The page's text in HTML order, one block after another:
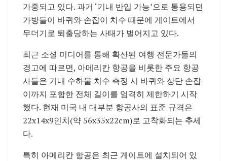
가중되고 있다. 과거 ‘기내 반입 가능’으로 통용되던
가방들이 바퀴와 손잡이 치수 때문에 게이트에서
무더기로 퇴출당하는 사태가 벌어지고 있다.
최근 소셜 미디어를 통해 확산된 여행 전문가들의
경고에 따르면, 아메리칸 항공을 비롯한 주요 항공
사들은 기내 수하물 치수 측정 시 바퀴와 상단 손잡
이까지 포함한 전체 길이를 엄격히 제한하기 시작
했다. 현재 미국 내 대부분 항공사의 표준 규격은
22x14x9인치(약 56x35x22cm)로 고착화되는 추세
다.
특히 아메리칸 항공은 최근 게이트에 설치되어 있